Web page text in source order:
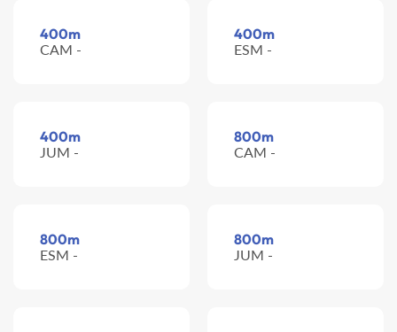
400m
CAM -
400m
ESM -
400m
JUM -
800m
CAM -
800m
ESM -
800m
JUM -